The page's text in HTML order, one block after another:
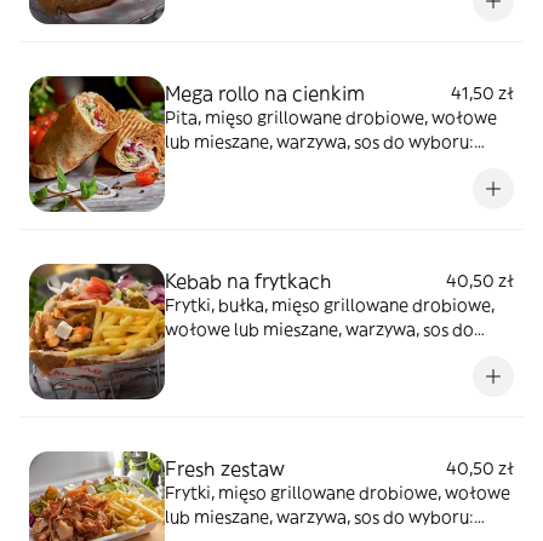
Mega rollo na cienkim
41,50 zł
Pita, mięso grillowane drobiowe, wołowe
lub mieszane, warzywa, sos do wyboru:
Kebab na frytkach
40,50 zł
Frytki, bułka, mięso grillowane drobiowe,
wołowe lub mieszane, warzywa, sos do
Fresh zestaw
40,50 zł
Frytki, mięso grillowane drobiowe, wołowe
lub mieszane, warzywa, sos do wyboru: